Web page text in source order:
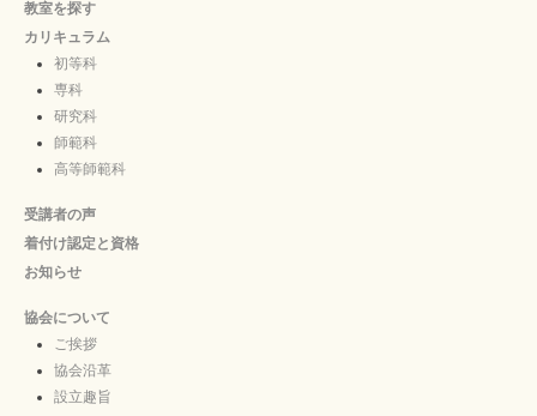
教室を探す
カリキュラム
初等科
専科
研究科
師範科
高等師範科
受講者の声
着付け認定と資格
お知らせ
協会について
ご挨拶
協会沿革
設立趣旨